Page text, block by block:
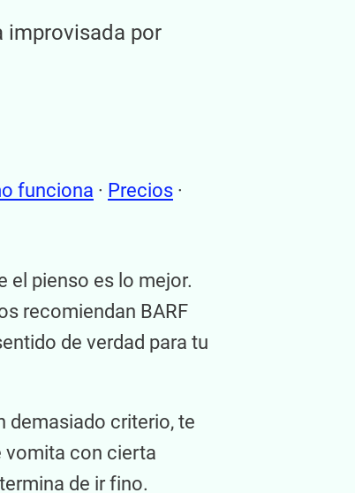
improvisada por
funciona · Precios ·
el pienso es lo mejor.
recomiendan BARF
de verdad para tu
demasiado criterio, te
vomita con cierta
de ir fino.